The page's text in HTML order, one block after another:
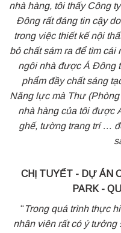
nhà hàng, tôi thấy Công
Đông rất đáng tin cậy
trong việc thiết kế nội
bỏ chất sám ra để tìm
ngôi nhà được Á Đông
phẩm đầy chất sáng
Năng lực mà Thư
nhà hàng của tôi được
ghế, tường trang trí …
CHỊ TUYẾT - DỰ ÁN
PARK -
“Trong quá trình thực
nhân viên rất có ý tưởng